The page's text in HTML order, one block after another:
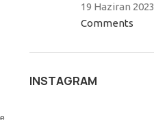
19 Haziran 2023
Comments
INSTAGRAM